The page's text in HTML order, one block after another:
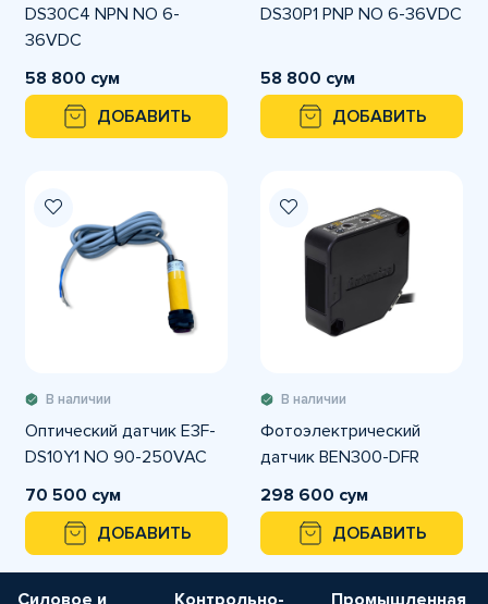
DS30C4 NPN NO 6-
36VDC
58 800 сум
ДОБАВИТЬ
DS30P1 PNP NO 6-36VDC
58 800 сум
ДОБАВИТЬ
В наличии
Оптический датчик E3F-
DS10Y1 NO 90-250VAC
70 500 сум
ДОБАВИТЬ
В наличии
Фотоэлектрический
датчик BEN300-DFR
298 600 сум
ДОБАВИТЬ
Силовое и Контрольно- Промышленная